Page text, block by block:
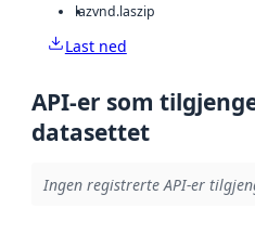
lazvnd.laszip
Last ned
API-er som
datasettet
Ingen registrerte API-er